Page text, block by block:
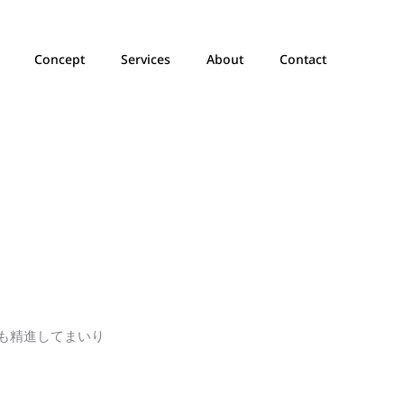
Concept Services About Contact
精進してまいり